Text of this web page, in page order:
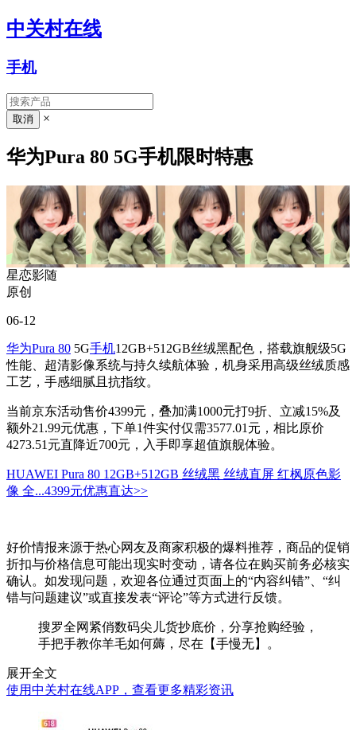
中关村在线
手机
×
华为Pura 80 5G手机限时特惠
星恋影随
原创
06-12
华为Pura 80 5G手机12GB+512GB丝绒黑配色，搭载旗舰级5G
性能、超清影像系统与持久续航体验，机身采用高级丝绒质感
工艺，手感细腻且抗指纹。
当前京东活动售价4399元，叠加满1000元打9折、立减15%及
额外21.99元优惠，下单1件实付仅需3577.01元，相比原价
4273.51元直降近700元，入手即享超值旗舰体验。
HUAWEI Pura 80 12GB+512GB 丝绒黑 丝绒直屏 红枫原色影
像 全...4399元优惠直达>>
好价情报来源于热心网友及商家积极的爆料推荐，商品的促销
折扣与价格信息可能出现实时变动，请各位在购买前务必核实
确认。如发现问题，欢迎各位通过页面上的“内容纠错”、“纠
错与问题建议”或直接发表“评论”等方式进行反馈。
搜罗全网紧俏数码尖儿货抄底价，分享抢购经验，
手把手教你羊毛如何薅，尽在【手慢无】。
展开全文
使用中关村在线APP，查看更多精彩资讯